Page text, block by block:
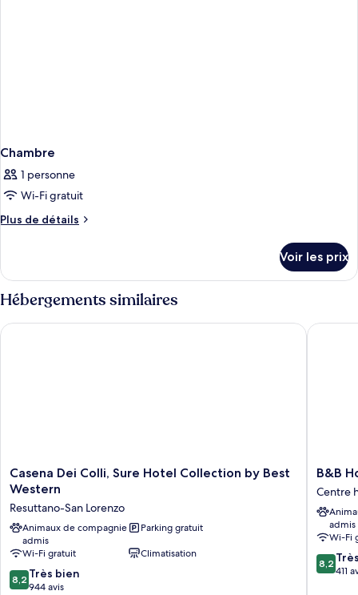
Chambre
1 personne
Wi-Fi gratuit
Plus de détails
Plus
le
type
de
chambre
Chambre
Voir les prix
Hébergements similaires
Casena
Dei
Sure
Hotel
Collection
by
Best
Western
Casena Dei Colli, Sure Hotel Collection by Best
Western
Resuttano-San Lorenzo
Animaux de compagnie
admis
Parking gratuit
Wi-Fi gratuit
Climatisation
8.2
sur
8,2 Très bien
944 avis
Casena Dei Colli, Sure Hotel Collection by Best Western
B&B
Hotel
Palermo
Quattro
Canti
Centre
de
B&B
Centre
admis
Wi-Fi
8.2
sur
8,2
411
B&B